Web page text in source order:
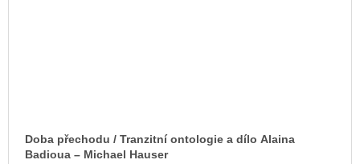
Doba přechodu / Tranzitní ontologie a dílo Alaina
Badioua – Michael Hauser